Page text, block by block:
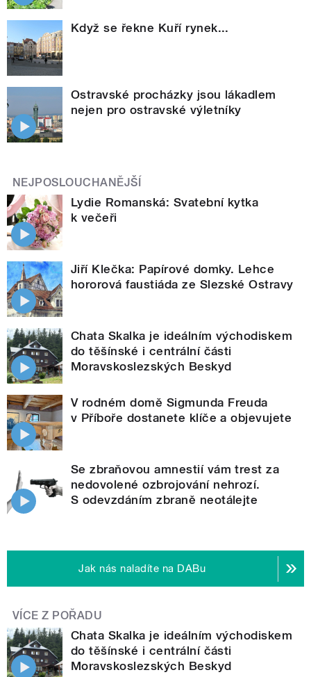
Když se řekne Kuří rynek...
Ostravské procházky jsou lákadlem
nejen pro ostravské výletníky
NEJPOSLOUCHANĚJŠÍ
Lydie Romanská: Svatební kytka
k večeři
Jiří Klečka: Papírové domky. Lehce
hororová faustiáda ze Slezské Ostravy
Chata Skalka je ideálním východiskem
do těšínské i centrální části
Moravskoslezských Beskyd
V rodném domě Sigmunda Freuda
v Příboře dostanete klíče a objevujete
Se zbraňovou amnestií vám trest za
nedovolené ozbrojování nehrozí.
S odevzdáním zbraně neotálejte
Jak nás naladíte na DABu
VÍCE Z POŘADU
Chata Skalka je ideálním východiskem
do těšínské i centrální části
Moravskoslezských Beskyd